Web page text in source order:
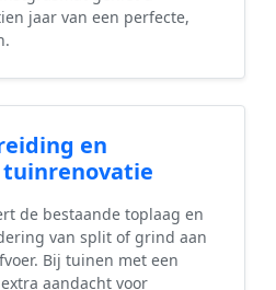
jaar van een perfecte,
en
de bestaande toplaag en
van split of grind aan
Bij tuinen met een
aandacht voor